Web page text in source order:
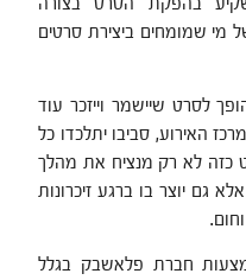
בהפקת הסרט בצורה
מי שמומחים ביצירת סרטים
לסרט שיישמר וייזכר עוד
האירוע, סביבו יתלכדו כל
כזה לא רק מנציח את מהלך
גם יוצר בו ברגע זיכרונות
חברת פלאשבק בגלל